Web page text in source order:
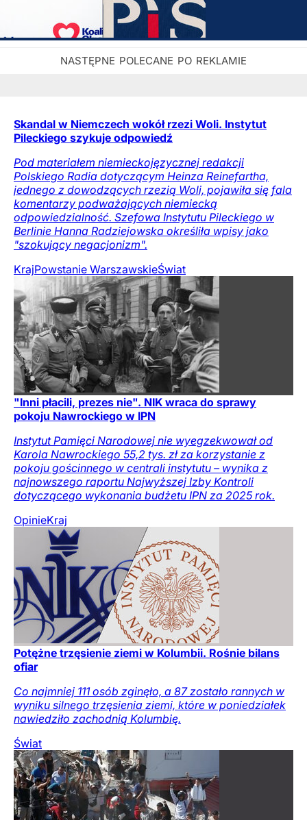
Skandal w Niemczech wokół rzezi Woli. Instytut
Pileckiego szykuje odpowiedź
Pod materiałem niemieckojęzycznej redakcji
Polskiego Radia dotyczącym Heinza Reinefartha,
jednego z dowodzących rzezią Woli, pojawiła się fala
komentarzy podważających niemiecką
odpowiedzialność. Szefowa Instytutu Pileckiego w
Berlinie Hanna Radziejowska określiła wpisy jako
"szokujący negacjonizm".
KrajPowstanie WarszawskieŚwiat
"Inni płacili, prezes nie". NIK wraca do sprawy
pokoju Nawrockiego w IPN
Instytut Pamięci Narodowej nie wyegzekwował od
Karola Nawrockiego 55,2 tys. zł za korzystanie z
pokoju gościnnego w centrali instytutu – wynika z
najnowszego raportu Najwyższej Izby Kontroli
dotyczącego wykonania budżetu IPN za 2025 rok.
OpinieKraj
Potężne trzęsienie ziemi w Kolumbii. Rośnie bilans
ofiar
Co najmniej 111 osób zginęło, a 87 zostało rannych w
wyniku silnego trzęsienia ziemi, które w poniedziałek
nawiedziło zachodnią Kolumbię.
Świat